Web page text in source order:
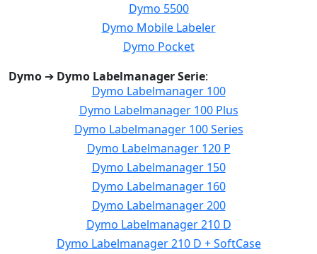
Dymo 5500
Dymo Mobile Labeler
Dymo Pocket
Dymo ➔ Dymo Labelmanager Serie:
Dymo Labelmanager 100
Dymo Labelmanager 100 Plus
Dymo Labelmanager 100 Series
Dymo Labelmanager 120 P
Dymo Labelmanager 150
Dymo Labelmanager 160
Dymo Labelmanager 200
Dymo Labelmanager 210 D
Dymo Labelmanager 210 D + SoftCase